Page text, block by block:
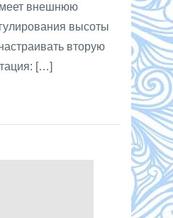
внешнюю
высоты
вторую
[…]